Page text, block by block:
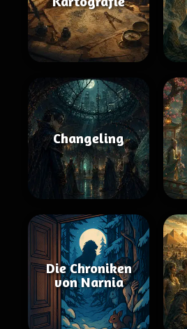
Changeling
Die Chroniken
von Narnia